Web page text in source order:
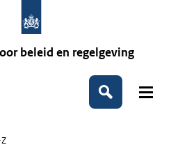
beleid en regelgeving
Zoeken